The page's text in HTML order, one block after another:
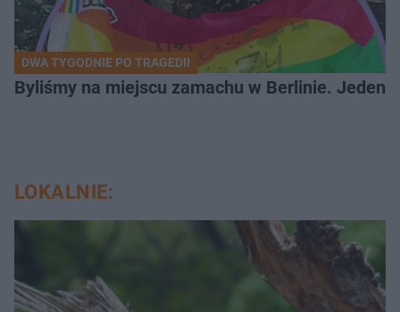
DWA TYGODNIE PO TRAGEDII
Byliśmy na miejscu zamachu w Berlinie. Jeden
LOKALNIE: